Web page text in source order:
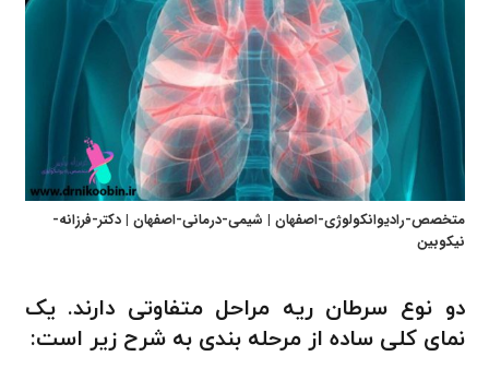
متخصص-رادیوانکولوژی-اصفهان | شیمی-درمانی-اصفهان | دکتر-فرزانه-
نیکوبین
دو نوع سرطان ریه مراحل متفاوتی دارند. یک
نمای کلی ساده از مرحله بندی به شرح زیر است: